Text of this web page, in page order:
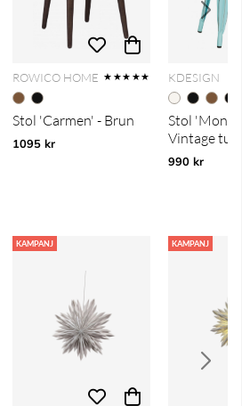
ROWICO HOME ★★★★★
Stol 'Carmen' - Brun
1095 kr
KDESIGN
Stol
Vintage
990 kr
KAMPANJ KAMPANJ